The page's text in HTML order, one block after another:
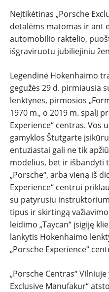
Neįtikėtinas „Porsche
detalėms matomas ir ant
automobilio raktelio,
išgraviruotu jubiliejiniu
Legendinė Hokenhaimo
gegužės 29 d. pirmiausia
lenktynes, pirmosios
1970 m., o 2019 m. spalį
Experience“ centras. Vos
gamyklos Štutgarte
entuziastai gali ne tik
modelius, bet ir išbandyti
„Porsche“, arba vieną iš
Experience“ centrui
su patyrusiu
tipus ir skirtingą
leidimo „Taycan“ įsigiję
lankytis Hokenhaimo
„Porsche Experience“
„Porsche Centras“
Exclusive Manufakur“